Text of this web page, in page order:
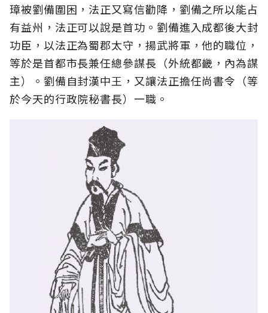
璋被劉備圍困，法正又寫信勸降，劉備之所以能占
有益州，法正可以說是首功。劉備進入成都後大封
功臣，以法正為蜀郡太守，揚武將軍，他的職位，
等於是首都市長兼任總參謀長（外統都畿，內為謀
主）。劉備自封漢中王，又讓法正擔任尚書令（等
於今天的行政院秘書長）一職。